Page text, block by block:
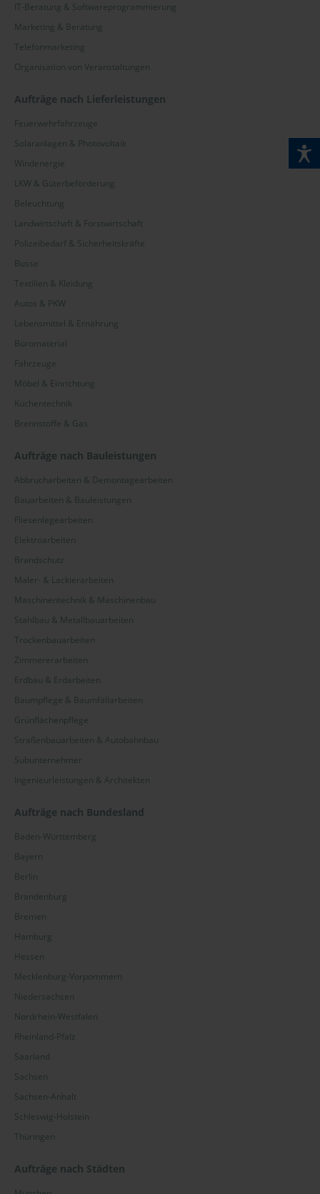
IT-Beratung & Softwareprogrammierung
Marketing & Beratung
Telefonmarketing
Organisation von Veranstaltungen
Aufträge nach Lieferleistungen
Feuerwehrfahrzeuge
Solaranlagen & Photovoltaik
Windenergie
LKW & Güterbeförderung
Beleuchtung
Landwirtschaft & Forstwirtschaft
Polizeibedarf & Sicherheitskräfte
Busse
Textilien & Kleidung
Autos & PKW
Lebensmittel & Ernährung
Büromaterial
Fahrzeuge
Möbel & Einrichtung
Küchentechnik
Brennstoffe & Gas
Aufträge nach Bauleistungen
Abbrucharbeiten & Demontagearbeiten
Bauarbeiten & Bauleistungen
Fliesenlegearbeiten
Elektroarbeiten
Brandschutz
Maler- & Lackierarbeiten
Maschinentechnik & Maschinenbau
Stahlbau & Metallbauarbeiten
Trockenbauarbeiten
Zimmererarbeiten
Erdbau & Erdarbeiten
Baumpflege & Baumfällarbeiten
Grünflächenpflege
Straßenbauarbeiten & Autobahnbau
Subunternehmer
Ingenieurleistungen & Architekten
Aufträge nach Bundesland
Baden-Württemberg
Bayern
Berlin
Brandenburg
Bremen
Hamburg
Hessen
Mecklenburg-Vorpommern
Niedersachsen
Nordrhein-Westfalen
Rheinland-Pfalz
Saarland
Sachsen
Sachsen-Anhalt
Schleswig-Holstein
Thüringen
Aufträge nach Städten